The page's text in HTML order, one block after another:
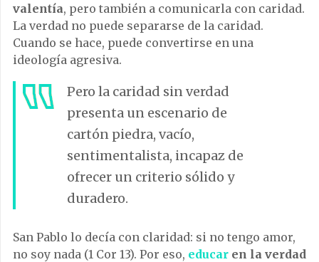
valentía, pero también a comunicarla con caridad.
La verdad no puede separarse de la caridad.
Cuando se hace, puede convertirse en una
ideología agresiva.
Pero la caridad sin verdad
presenta un escenario de
cartón piedra, vacío,
sentimentalista, incapaz de
ofrecer un criterio sólido y
duradero.
San Pablo lo decía con claridad: si no tengo amor,
no soy nada (1 Cor 13). Por eso, educar en la verdad